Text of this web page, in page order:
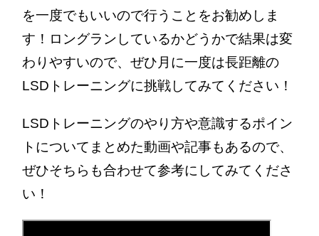
を一度でもいいので行うことをお勧めしま
す！ロングランしているかどうかで結果は変
わりやすいので、ぜひ月に一度は長距離の
LSDトレーニングに挑戦してみてください！
LSDトレーニングのやり方や意識するポイン
トについてまとめた動画や記事もあるので、
ぜひそちらも合わせて参考にしてみてくださ
い！